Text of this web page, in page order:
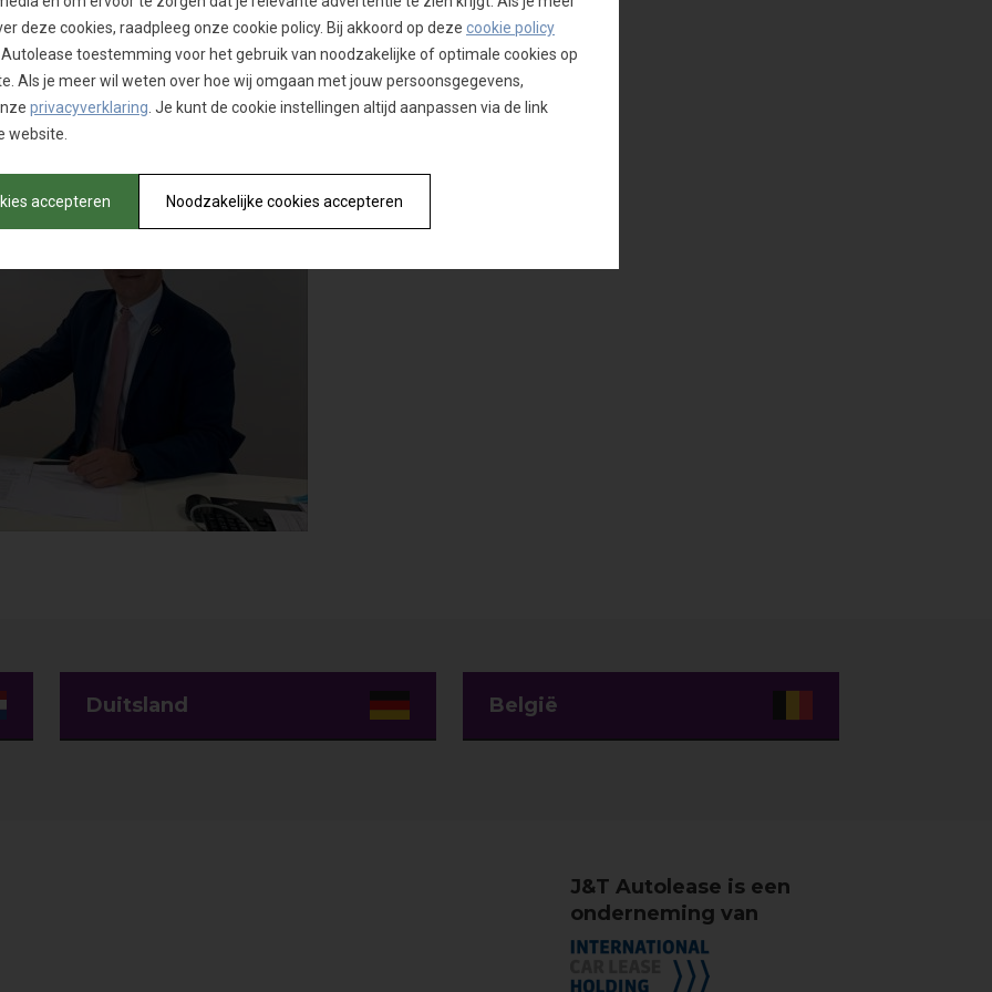
Duitsland België
J&T Autolease is een
onderneming van
deze cookies, raadpleeg onze cookie policy. Bij akkoord op deze cookie policy
toestemming voor het gebruik van noodzakelijke of optimale cookies op
Als je meer wil weten over hoe wij omgaan met jouw persoonsgegevens,
privacyverklaring . Je kunt de cookie instellingen altijd aanpassen via de link
website.
accepteren Noodzakelijke cookies accepteren